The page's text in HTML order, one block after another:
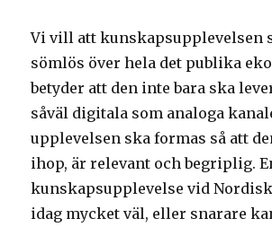
Vi vill att kunskapsupplevelsen
sömlös över hela det publika
betyder att den inte bara ska
såväl digitala som analoga
upplevelsen ska formas så att
ihop, är relevant och begriplig.
kunskapsupplevelse vid
idag mycket väl, eller snarare